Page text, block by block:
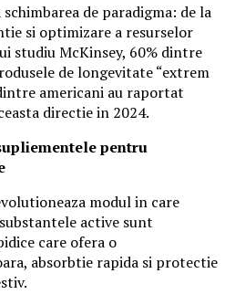
de paradigma: de la
si optimizare a resurselor
studiu McKinsey, 60% dintre
de longevitate “extrem
americani au raportat
directie in 2024.
pentru
modul in care
active sunt
care ofera o
absorbtie rapida si protectie